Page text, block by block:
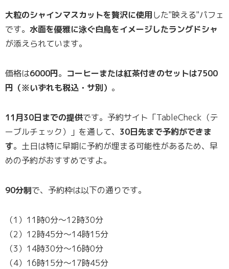
大粒のシャインマスカットを贅沢に使用した"映える"パフェ
です。 水面を優雅に泳ぐ白鳥をイメージしたラングドシャ
が添えられています。
価格は6000円。 コーヒーまたは紅茶付きのセットは7500
円（※いずれも税込・サ別） 。
11月30日までの提供です。予約サイト「TableCheck（テ
ーブルチェック）」を通して、 30日先まで予約ができま
す。土日は特に早期に予約が埋まる可能性があるため、早
めの予約がおすすめですよ。
90分制で、予約枠は以下の通りです。
（1）11時0分～12時30分
（2）12時45分～14時15分
（3）14時30分～16時0分
（4）16時15分～17時45分